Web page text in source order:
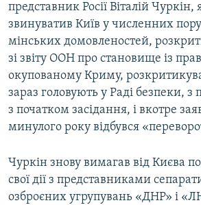
представник Росії Віталій
звинуватив Київ у численних
мінських домовленостей,
зі звіту ООН про становище із
окупованому Криму,
зараз головують у Раді безпеки,
з початком засідання, і вкотре
минулого року відбувся
Чуркін знову вимагав від Києва
свої дії з представниками
озброєних угрупувань «ДНР» і